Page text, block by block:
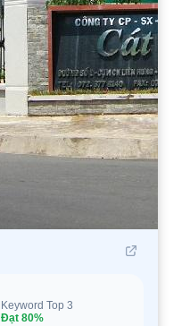
Keyword Top 3
Đạt 80%